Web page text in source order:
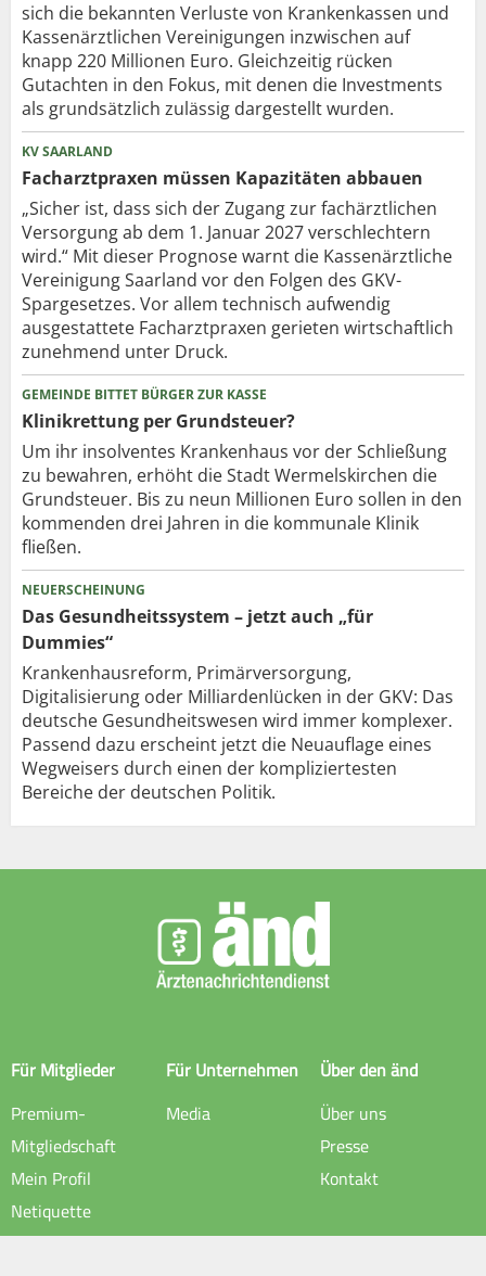
sich die bekannten Verluste von Krankenkassen und
Kassenärztlichen Vereinigungen inzwischen auf
knapp 220 Millionen Euro. Gleichzeitig rücken
Gutachten in den Fokus, mit denen die Investments
als grundsätzlich zulässig dargestellt wurden.
KV SAARLAND
Facharztpraxen müssen Kapazitäten abbauen
„Sicher ist, dass sich der Zugang zur fachärztlichen
Versorgung ab dem 1. Januar 2027 verschlechtern
wird.“ Mit dieser Prognose warnt die Kassenärztliche
Vereinigung Saarland vor den Folgen des GKV-
Spargesetzes. Vor allem technisch aufwendig
ausgestattete Facharztpraxen gerieten wirtschaftlich
zunehmend unter Druck.
GEMEINDE BITTET BÜRGER ZUR KASSE
Klinikrettung per Grundsteuer?
Um ihr insolventes Krankenhaus vor der Schließung
zu bewahren, erhöht die Stadt Wermelskirchen die
Grundsteuer. Bis zu neun Millionen Euro sollen in den
kommenden drei Jahren in die kommunale Klinik
fließen.
NEUERSCHEINUNG
Das Gesundheitssystem – jetzt auch „für
Dummies“
Krankenhausreform, Primärversorgung,
Digitalisierung oder Milliardenlücken in der GKV: Das
deutsche Gesundheitswesen wird immer komplexer.
Passend dazu erscheint jetzt die Neuauflage eines
Wegweisers durch einen der kompliziertesten
Bereiche der deutschen Politik.
Für Mitglieder
Premium-
Mitgliedschaft
Mein Profil
Netiquette
Für Unternehmen
Media
Über den änd
Über uns
Presse
Kontakt
Rechtliche Hinweise